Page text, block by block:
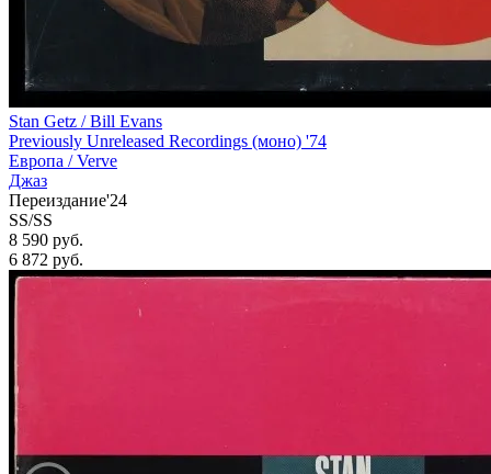
Stan Getz / Bill Evans
Previously Unreleased Recordings (моно) '74
Европа /Verve
Джаз
Переиздание'24
SS/SS
8 590 руб.
6 872 руб.